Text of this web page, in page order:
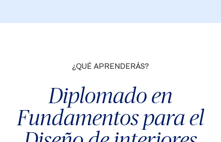
¿QUÉ APRENDERÁS?
Diplomado en
Fundamentos para el